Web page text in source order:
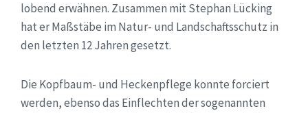
lobend erwähnen. Zusammen mit Stephan Lücking
hat er Maßstäbe im Natur- und Landschaftsschutz in
den letzten 12 Jahren gesetzt.
Die Kopfbaum- und Heckenpflege konnte forciert
werden, ebenso das Einflechten der sogenannten